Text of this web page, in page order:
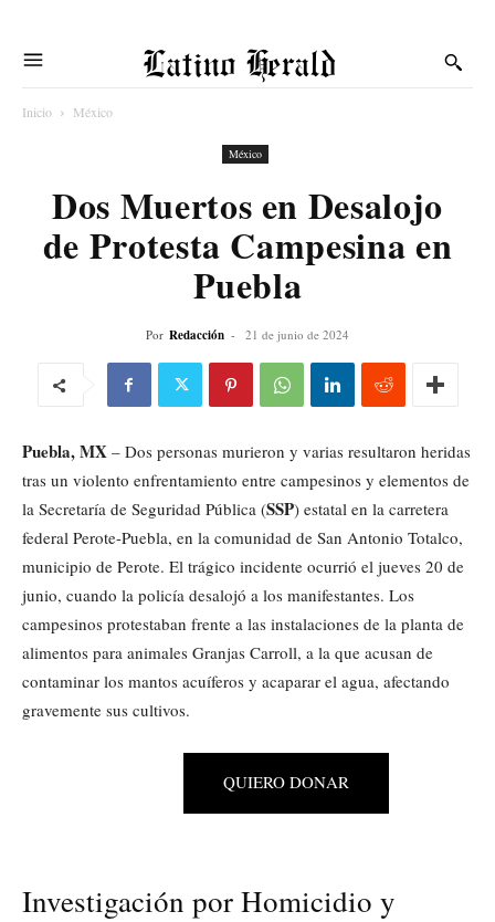
Latino Herald
Inicio México
México
Dos Muertos en Desalojo
de Protesta Campesina en
Puebla
Por Redacción - 21 de junio de 2024
Puebla, MX – Dos personas murieron y varias resultaron heridas
tras un violento enfrentamiento entre campesinos y elementos de
la Secretaría de Seguridad Pública (SSP) estatal en la carretera
federal Perote-Puebla, en la comunidad de San Antonio Totalco,
municipio de Perote. El trágico incidente ocurrió el jueves 20 de
junio, cuando la policía desalojó a los manifestantes. Los
campesinos protestaban frente a las instalaciones de la planta de
alimentos para animales Granjas Carroll, a la que acusan de
contaminar los mantos acuíferos y acaparar el agua, afectando
gravemente sus cultivos.
QUIERO DONAR
Investigación por Homicidio y